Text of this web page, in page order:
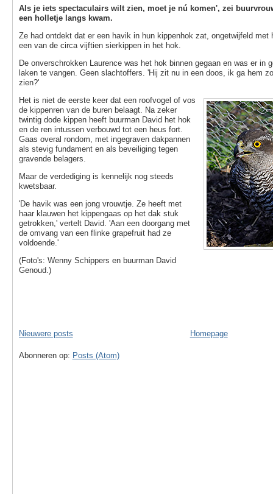
Als je iets spectaculairs wilt zien, moet je nú komen', zei
een holletje langs kwam.
Ze had ontdekt dat er een havik in hun kippenhok zat, ongetwijfeld met
een van de circa vijftien sierkippen in het hok.
De onverschrokken Laurence was het hok binnen gegaan en was er in
laken te vangen. Geen slachtoffers. 'Hij zit nu in een doos, ik ga hem
zien?'
Het is niet de eerste keer dat een roofvogel of vos
de kippenren van de buren belaagt. Na zeker
twintig dode kippen heeft buurman David het hok
en de ren intussen verbouwd tot een heus fort.
Gaas overal rondom, met ingegraven dakpannen
als stevig fundament en als beveiliging tegen
gravende belagers.
Maar de verdediging is kennelijk nog steeds
kwetsbaar.
'De havik was een jong vrouwtje. Ze heeft met
haar klauwen het kippengaas op het dak stuk
getrokken,' vertelt David. 'Aan een doorgang met
de omvang van een flinke grapefruit had ze
voldoende.'
(Foto's: Wenny Schippers en buurman David
Genoud.)
Nieuwere posts Homepage
Abonneren op: Posts (Atom)